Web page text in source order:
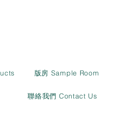
版房 Sample Room
聯絡我們 Contact Us